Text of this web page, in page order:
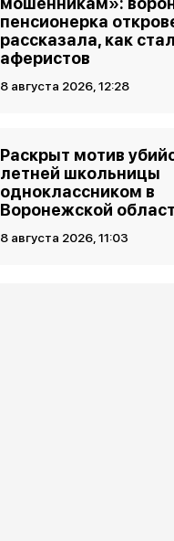
пенсионерка
рассказала, как
аферистов
8 августа 2026, 12:28
Раскрыт мотив
летней школьницы
одноклассником в
Воронежской
8 августа 2026, 11:03